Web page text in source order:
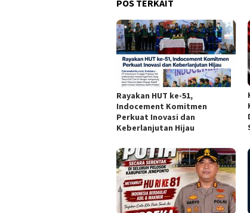
POS TERKAIT
Rayakan HUT ke-51,
Indocement Komitmen
Perkuat Inovasi dan
Keberlanjutan Hijau